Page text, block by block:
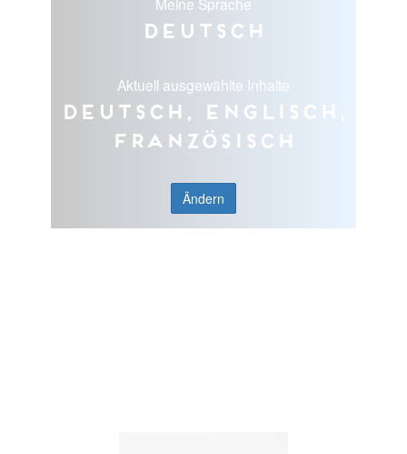
Deutsch
Aktuell ausgewählte Inhalte
Deutsch, Englisch,
Französisch
Ändern